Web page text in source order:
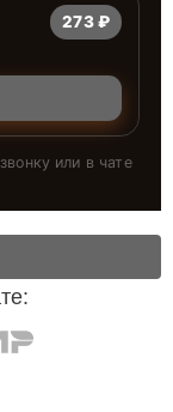
273 ₽
или в чате